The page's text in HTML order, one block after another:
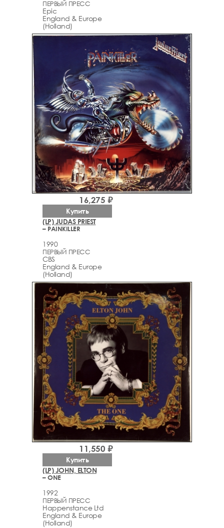
ПЕРВЫЙ ПРЕСС
Epic
England & Europe
(Holland)
(LP) JUDAS PRIEST
– PAINKILLER
1990
ПЕРВЫЙ ПРЕСС
CBS
England & Europe
(Holland)
16,275 ₽
Купить
(LP) JOHN, ELTON
– ONE
1992
ПЕРВЫЙ ПРЕСС
Happenstance Ltd
England & Europe
(Holland)
11,550 ₽
Купить